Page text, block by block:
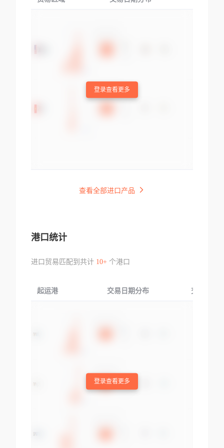
登录查看更多
查看全部进口产品
港口统计
进口贸易匹配到共计 10+个港口
起运港 交易日期分布 交易产品
登录查看更多